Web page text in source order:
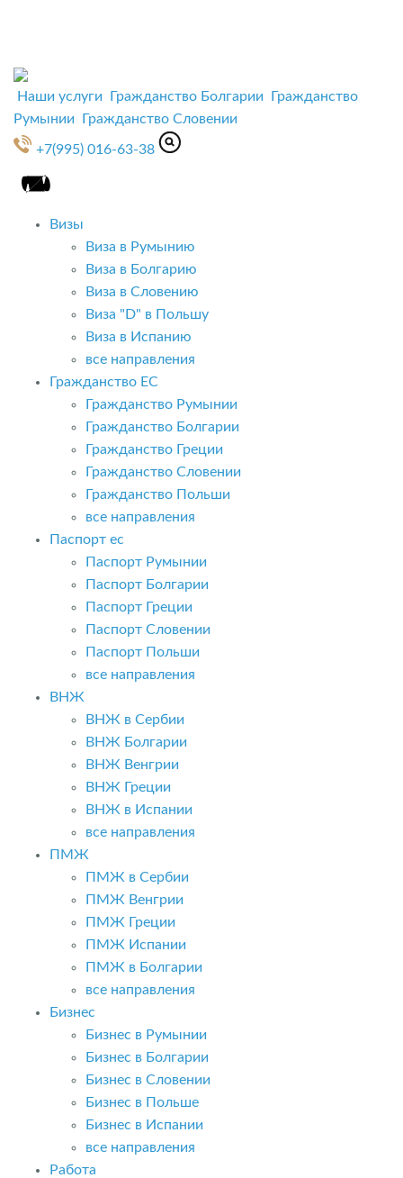
Наши услуги Гражданство Болгарии
Гражданство
Румынии
Гражданство Словении
+7(995) 016-63-38
Визы
Виза в Румынию
Виза в Болгарию
Виза в Словению
Виза "D" в Польшу
Виза в Испанию
все направления
Гражданство ЕС
Гражданство Румынии
Гражданство Болгарии
Гражданство Греции
Гражданство Словении
Гражданство Польши
все направления
Паспорт ес
Паспорт Румынии
Паспорт Болгарии
Паспорт Греции
Паспорт Словении
Паспорт Польши
все направления
ВНЖ
ВНЖ в Сербии
ВНЖ Болгарии
ВНЖ Венгрии
ВНЖ Греции
ВНЖ в Испании
все направления
ПМЖ
ПМЖ в Сербии
ПМЖ Венгрии
ПМЖ Греции
ПМЖ Испании
ПМЖ в Болгарии
все направления
Бизнес
Бизнес в Румынии
Бизнес в Болгарии
Бизнес в Словении
Бизнес в Польше
Бизнес в Испании
все направления
Работа